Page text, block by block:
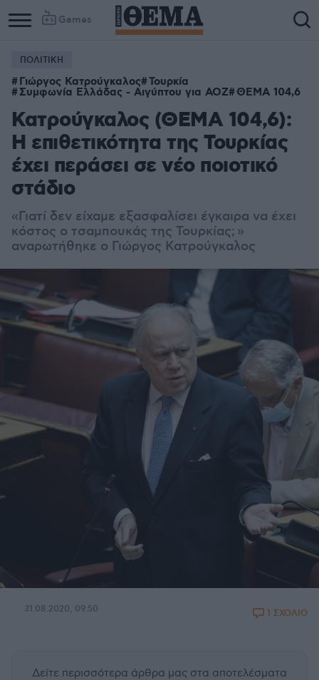
Games
ΠΟΛΙΤΙΚΗ
Γιώργος Κατρούγκαλος Τουρκία
Συμφωνία Ελλάδας - Αιγύπτου για ΑΟΖ ΘΕΜΑ 104,6
Κατρούγκαλος (ΘΕΜΑ 104,6):
Η επιθετικότητα της Τουρκίας
έχει περάσει σε νέο ποιοτικό
στάδιο
«Γιατί δεν είχαμε εξασφαλίσει έγκαιρα να έχει
κόστος ο τσαμπουκάς της Τουρκίας; »
αναρωτήθηκε ο Γιώργος Κατρούγκαλος
31.08.2020, 09:50 1 ΣΧΟΛΙΟ
Δείτε περισσότερα άρθρα μας στα αποτελέσματα